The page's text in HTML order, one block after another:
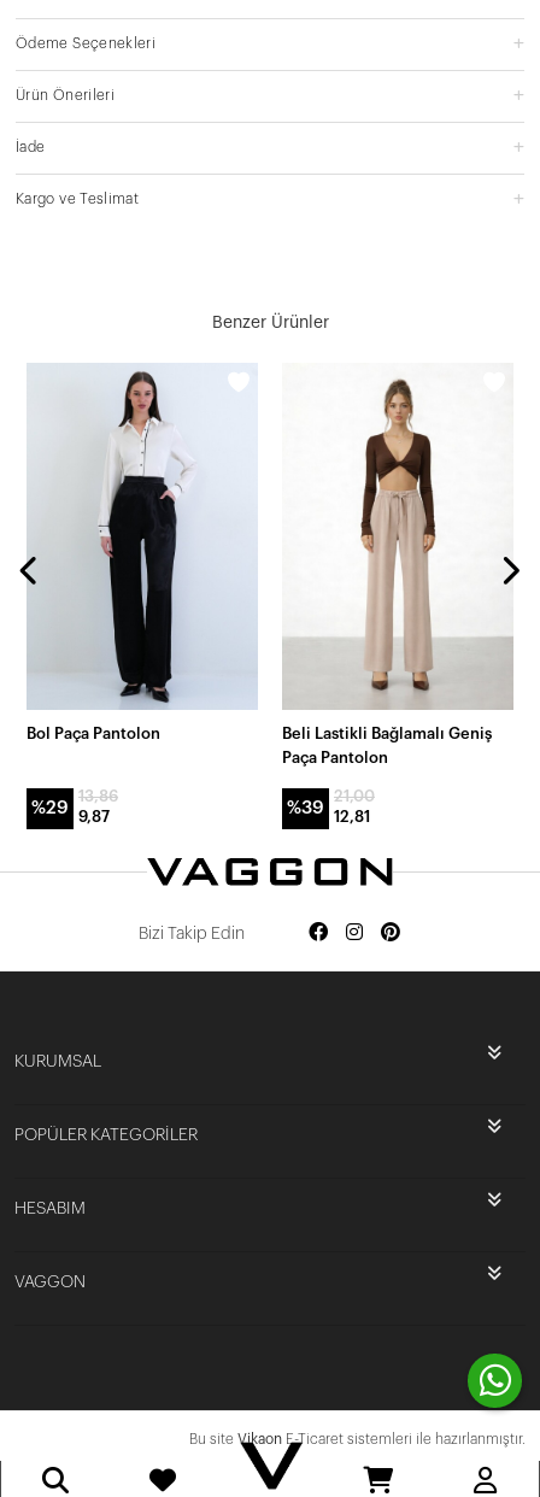
Ödeme Seçenekleri
Ürün Önerileri
İade
Kargo ve Teslimat
Benzer Ürünler
Bol Paça Pantolon
%29
13,86
9,87
Beli Lastikli Bağlamalı Geniş
Paça Pantolon
%39
21,00
12,81
Bizi Takip Edin
KURUMSAL
POPÜLER KATEGORİLER
HESABIM
VAGGON
Bu site Vikaon E-Ticaret sistemleri ile hazırlanmıştır.